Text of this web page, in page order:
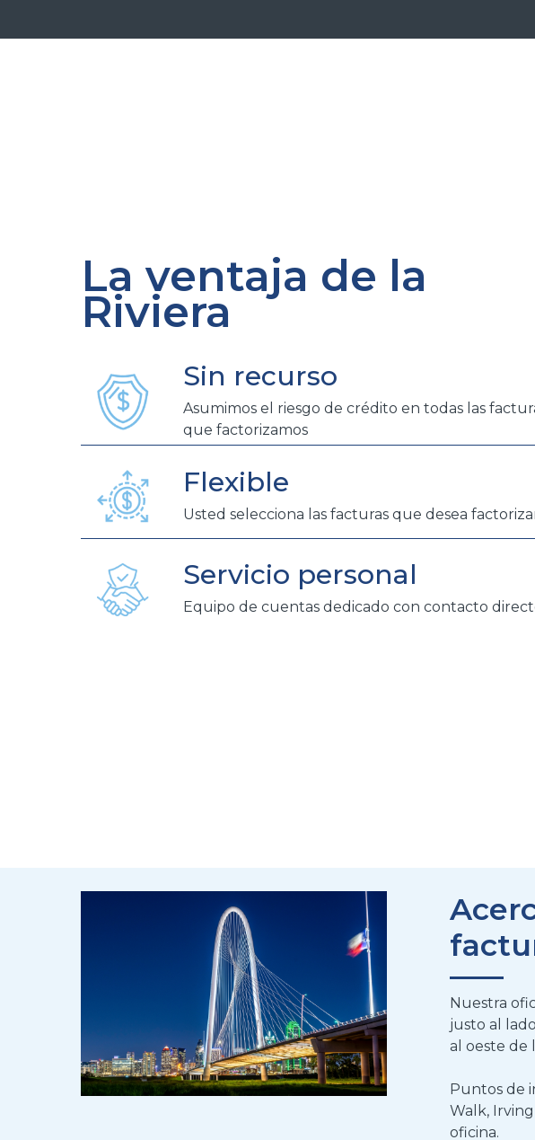
La ventaja de la
Riviera
Sin recurso
Asumimos el riesgo de crédito en todas las
que factorizamos
Flexible
Usted selecciona las facturas que desea
Servicio personal
Equipo de cuentas dedicado con contacto
Nuestra
justo al
al oeste de
Puntos de
Walk,
oficina.